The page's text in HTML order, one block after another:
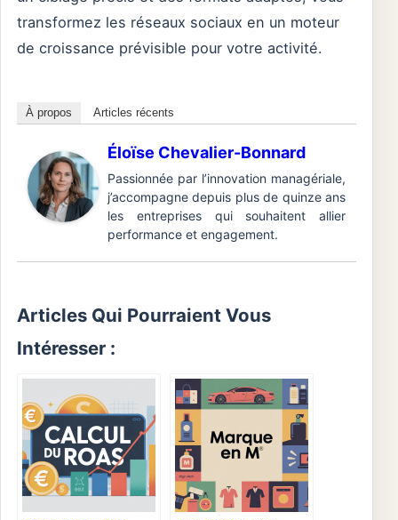
transformez les réseaux sociaux en un moteur
de croissance prévisible pour votre activité.
À propos Articles récents
Éloïse Chevalier-Bonnard
Passionnée par l’innovation managériale,
j’accompagne depuis plus de quinze ans
les entreprises qui souhaitent allier
performance et engagement.
Articles Qui Pourraient Vous
Intéresser :